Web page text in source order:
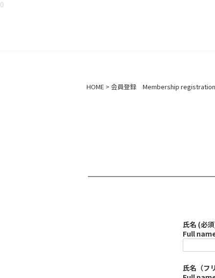
0
HOME 会員登録 Membership registration
氏名 (必
Full
氏名（フ